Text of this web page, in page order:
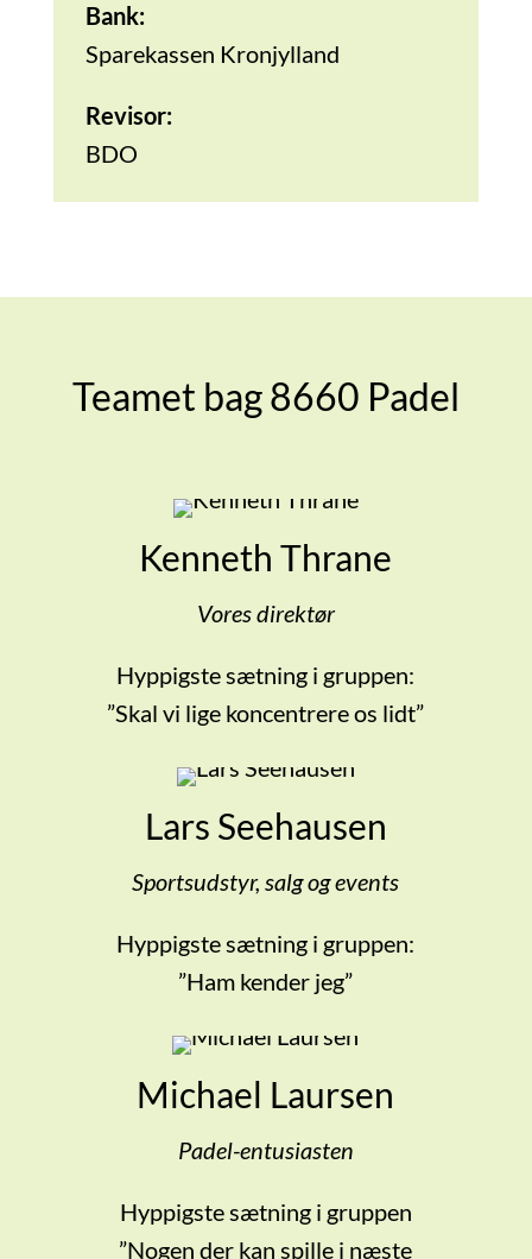
Bank:
Sparekassen Kronjylland
Revisor:
BDO
Teamet bag 8660 Padel
Kenneth Thrane
Vores direktør
Hyppigste sætning i gruppen:
”Skal vi lige koncentrere os lidt”
Lars Seehausen
Sportsudstyr, salg og events
Hyppigste sætning i gruppen:
”Ham kender jeg”
Michael Laursen
Padel-entusiasten
Hyppigste sætning i gruppen
”Nogen der kan spille i næste